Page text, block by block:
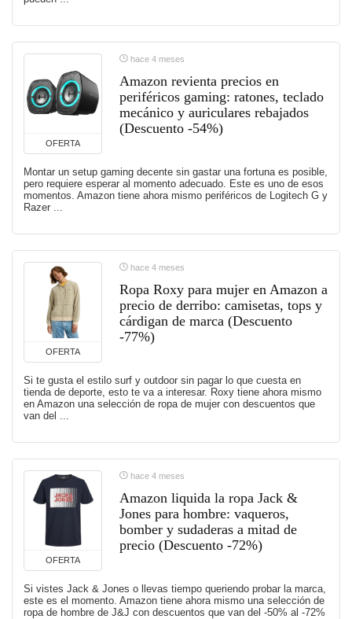
OFERTA
hace 4 meses
Amazon revienta precios en
periféricos gaming: ratones, teclado
mecánico y auriculares rebajados
(Descuento -54%)
Montar un setup gaming decente sin gastar una fortuna es posible,
pero requiere esperar al momento adecuado. Este es uno de esos
momentos. Amazon tiene ahora mismo periféricos de Logitech G y
Razer ...
OFERTA
hace 4 meses
Ropa Roxy para mujer en Amazon a
precio de derribo: camisetas, tops y
cárdigan de marca (Descuento
-77%)
Si te gusta el estilo surf y outdoor sin pagar lo que cuesta en
tienda de deporte, esto te va a interesar. Roxy tiene ahora mismo
en Amazon una selección de ropa de mujer con descuentos que
van del ...
OFERTA
hace 4 meses
Amazon liquida la ropa Jack &
Jones para hombre: vaqueros,
bomber y sudaderas a mitad de
precio (Descuento -72%)
Si vistes Jack & Jones o llevas tiempo queriendo probar la marca,
este es el momento. Amazon tiene ahora mismo una selección de
ropa de hombre de J&J con descuentos que van del -50% al -72%